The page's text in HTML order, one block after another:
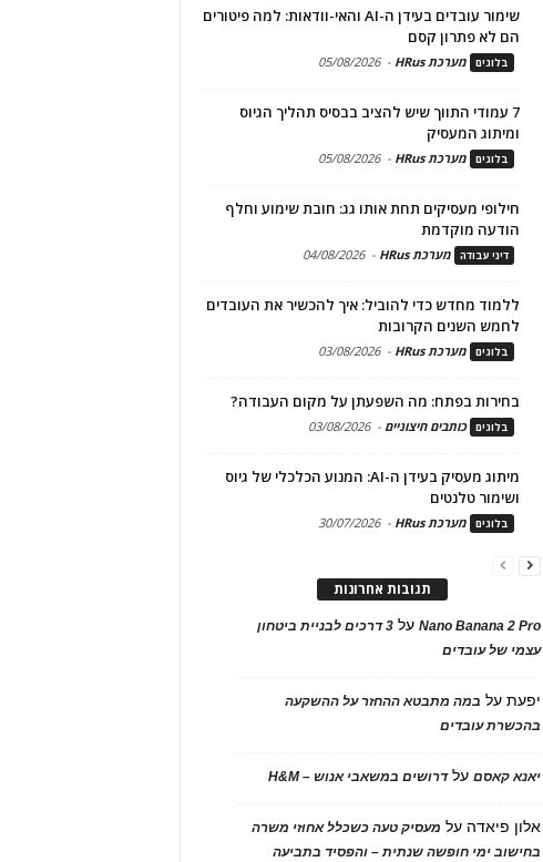
שימור עובדים בעידן ה-AI והאי-וודאות: למה פיטורים
הם לא פתרון קסם
בלוגים מערכת HRus -
05/08/2026
7 עמודי התווך שיש להציב בבסיס תהליך הגיוס
ומיתוג המעסיק
בלוגים מערכת HRus -
05/08/2026
חילופי מעסיקים תחת אותו גג: חובת שימוע וחלף
הודעה מוקדמת
דיני עבודה מערכת HRus -
04/08/2026
ללמוד מחדש כדי להוביל: איך להכשיר את העובדים
לחמש השנים הקרובות
בלוגים מערכת HRus -
03/08/2026
בחירות בפתח: מה השפעתן על מקום העבודה?
בלוגים כותבים חיצוניים -
03/08/2026
מיתוג מעסיק בעידן ה-AI: המנוע הכלכלי של גיוס
ושימור טלנטים
בלוגים מערכת HRus -
30/07/2026
תגובות אחרונות
Nano Banana 2 Proעל
3 דרכים לבניית ביטחון
עצמי של עובדים
יפעתעל במה מתבטא ההחזר על ההשקעה
בהכשרת עובדים
יאנא קאסםעלדרושים במשאבי אנוש – H&M
אלון פיאדה על מעסיק טעה כשכלל אחוזי משרה
בחישוב ימי חופשה שנתית – והפסיד בתביעה